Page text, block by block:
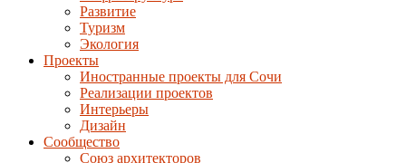
Развитие
Туризм
Экология
Проекты
Иностранные проекты для Сочи
Реализации проектов
Интерьеры
Дизайн
Сообщество
Союз архитекторов